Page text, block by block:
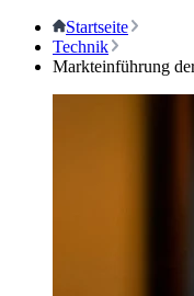
Startseite
Technik
Markteinführung